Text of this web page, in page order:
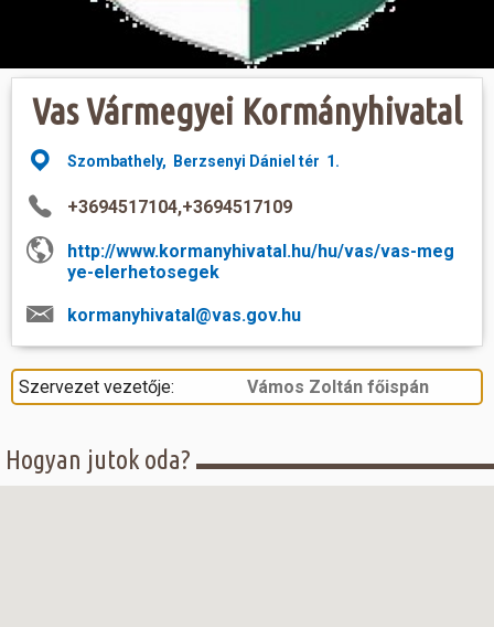
Vas Vármegyei Kormányhivatal
Szombathely, Berzsenyi Dániel tér 1.
+3694517104,+3694517109
http://www.kormanyhivatal.hu/hu/vas/vas-meg
ye-elerhetosegek
kormanyhivatal@vas.gov.hu
Szervezet vezetője: Vámos Zoltán főispán
Hogyan jutok oda?